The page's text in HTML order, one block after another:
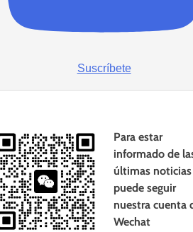
Suscríbete
Para estar
informado de
últimas noticias
puede seguir
nuestra cuenta
Wechat